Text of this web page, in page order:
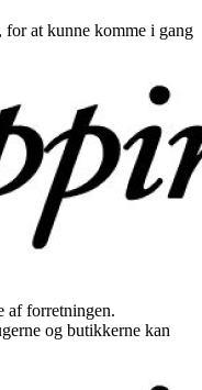
at kunne komme i gang
af forretningen.
og butikkerne kan